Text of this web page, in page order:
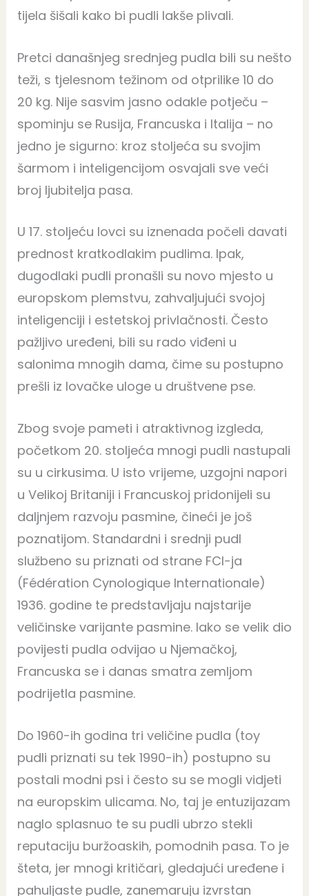
tijela šišali kako bi pudli lakše plivali.
Pretci današnjeg srednjeg pudla bili su nešto
teži, s tjelesnom težinom od otprilike 10 do
20 kg. Nije sasvim jasno odakle potječu –
spominju se Rusija, Francuska i Italija – no
jedno je sigurno: kroz stoljeća su svojim
šarmom i inteligencijom osvajali sve veći
broj ljubitelja pasa.
U 17. stoljeću lovci su iznenada počeli davati
prednost kratkodlakim pudlima. Ipak,
dugodlaki pudli pronašli su novo mjesto u
europskom plemstvu, zahvaljujući svojoj
inteligenciji i estetskoj privlačnosti. Često
pažljivo uređeni, bili su rado viđeni u
salonima mnogih dama, čime su postupno
prešli iz lovačke uloge u društvene pse.
Zbog svoje pameti i atraktivnog izgleda,
početkom 20. stoljeća mnogi pudli nastupali
su u cirkusima. U isto vrijeme, uzgojni napori
u Velikoj Britaniji i Francuskoj pridonijeli su
daljnjem razvoju pasmine, čineći je još
poznatijom. Standardni i srednji pudl
službeno su priznati od strane FCI-ja
(Fédération Cynologique Internationale)
1936. godine te predstavljaju najstarije
veličinske varijante pasmine. Iako se velik dio
povijesti pudla odvijao u Njemačkoj,
Francuska se i danas smatra zemljom
podrijetla pasmine.
Do 1960-ih godina tri veličine pudla (toy
pudli priznati su tek 1990-ih) postupno su
postali modni psi i često su se mogli vidjeti
na europskim ulicama. No, taj je entuzijazam
naglo splasnuo te su pudli ubrzo stekli
reputaciju buržoaskih, pomodnih pasa. To je
šteta, jer mnogi kritičari, gledajući uređene i
pahuljaste pudle, zanemaruju izvrstan